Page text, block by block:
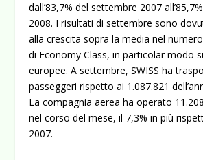
dall’83,7% del settembre 2007
2008. I risultati di settembre sono
alla crescita sopra la media nel
di Economy Class, in particolar modo
europee. A settembre, SWISS ha
passeggeri rispetto ai 1.087.821
La compagnia aerea ha operato
nel corso del mese, il 7,3% in più
2007.